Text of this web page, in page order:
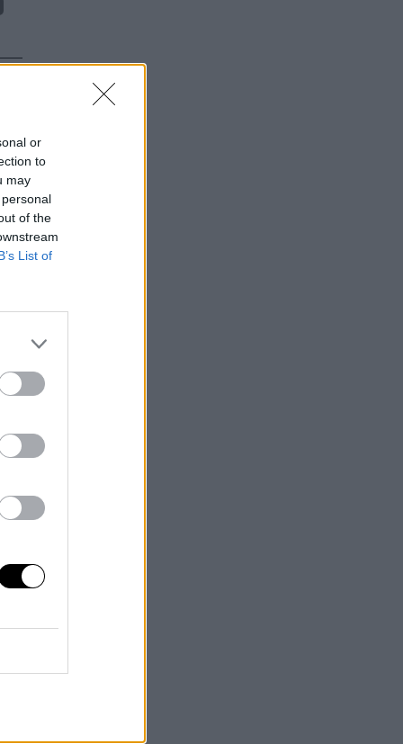
or
to
may
of the
List of